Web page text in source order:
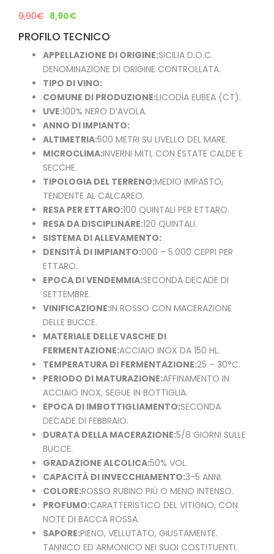
9,90€ 8,90€
PROFILO TECNICO
APPELLAZIONE DI ORIGINE:SICILIA D.O.C.
DENOMINAZIONE DI ORIGINE CONTROLLATA.
TIPO DI VINO:
COMUNE DI PRODUZIONE:LICODIA EUBEA (CT).
UVE:100% NERO D’AVOLA.
ANNO DI IMPIANTO:
ALTIMETRIA:500 METRI SU LIVELLO DEL MARE.
MICROCLIMA:INVERNI MITI, CON ESTATE CALDE E
SECCHE.
TIPOLOGIA DEL TERRENO:MEDIO IMPASTO,
TENDENTE AL CALCAREO.
RESA PER ETTARO:100 QUINTALI PER ETTARO.
RESA DA DISCIPLINARE:120 QUINTALI.
SISTEMA DI ALLEVAMENTO:
DENSITÀ DI IMPIANTO:000 – 5.000 CEPPI PER
ETTARO.
EPOCA DI VENDEMMIA:SECONDA DECADE DI
SETTEMBRE.
VINIFICAZIONE:IN ROSSO CON MACERAZIONE
DELLE BUCCE.
MATERIALE DELLE VASCHE DI
FERMENTAZIONE:ACCIAIO INOX DA 150 HL.
TEMPERATURA DI FERMENTAZIONE:25 – 30°C.
PERIODO DI MATURAZIONE:AFFINAMENTO IN
ACCIAIO INOX, SEGUE IN BOTTIGLIA.
EPOCA DI IMBOTTIGLIAMENTO:SECONDA
DECADE DI FEBBRAIO.
DURATA DELLA MACERAZIONE:5/8 GIORNI SULLE
BUCCE.
GRADAZIONE ALCOLICA:50% VOL.
CAPACITÀ DI INVECCHIAMENTO:3-5 ANNI.
COLORE:ROSSO RUBINO PIÙ O MENO INTENSO.
PROFUMO:CARATTERISTICO DEL VITIGNO, CON
NOTE DI BACCA ROSSA.
SAPORE:PIENO, VELLUTATO, GIUSTAMENTE.
TANNICO ED ARMONICO NEI SUOI COSTITUENTI.